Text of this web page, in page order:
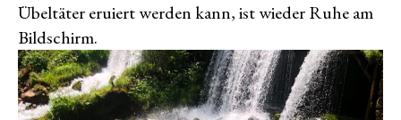
Übeltäter eruiert werden kann, ist wieder Ruhe am
Bildschirm.